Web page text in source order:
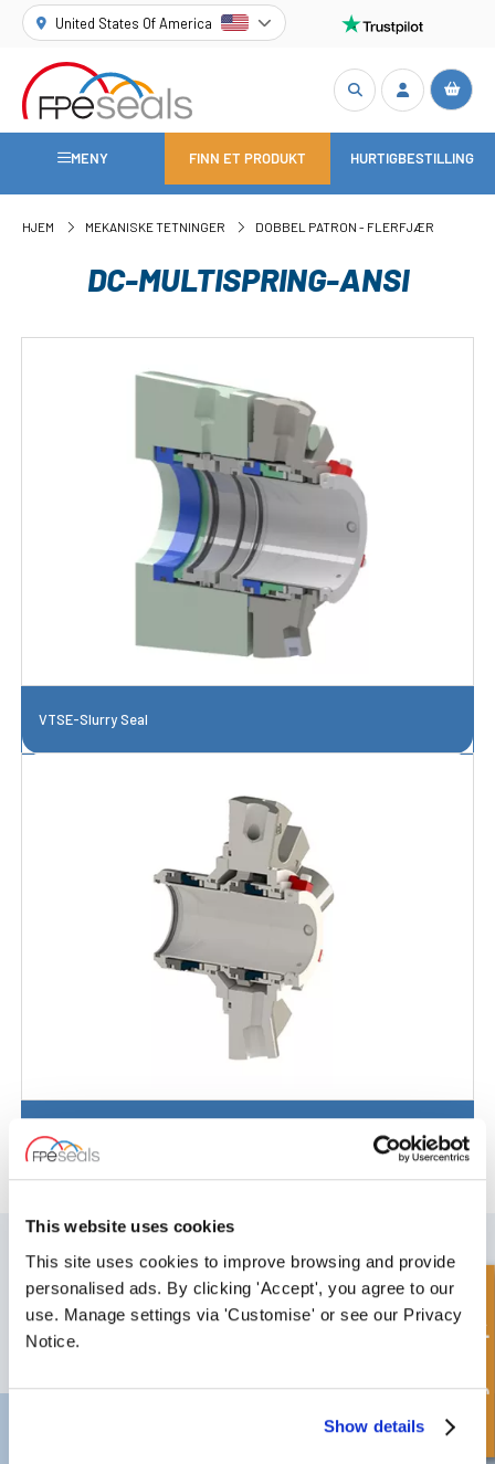
This website uses cookies
This site uses cookies to improve browsing and provide
personalised ads. By clicking 'Accept', you agree to our
use. Manage settings via 'Customise' or see our Privacy
Notice.
Show details
United States Of America
MENY FINN ET PRODUKT HURTIGBESTILLING
HJEM MEKANISKE TETNINGER DOBBEL PATRON - FLERFJÆR
DC-MULTISPRING-ANSI
VTSE-Slurry Seal
VTSMS/VBTSMS-Dual Tandem
Ikke glem å abonnere på vårt nyhetsbrev for å motta informasjon om
våre siste tilbud og nye produkter.
Doncaster Hurtigforespørsel